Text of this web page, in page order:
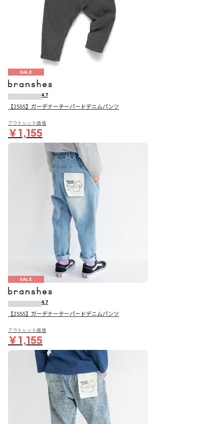
SALE
4.7
【25SS】ガーデナーテーパードデニムパンツ
アウトレット価格
￥1,155
SALE
4.7
【25SS】ガーデナーテーパードデニムパンツ
アウトレット価格
￥1,155